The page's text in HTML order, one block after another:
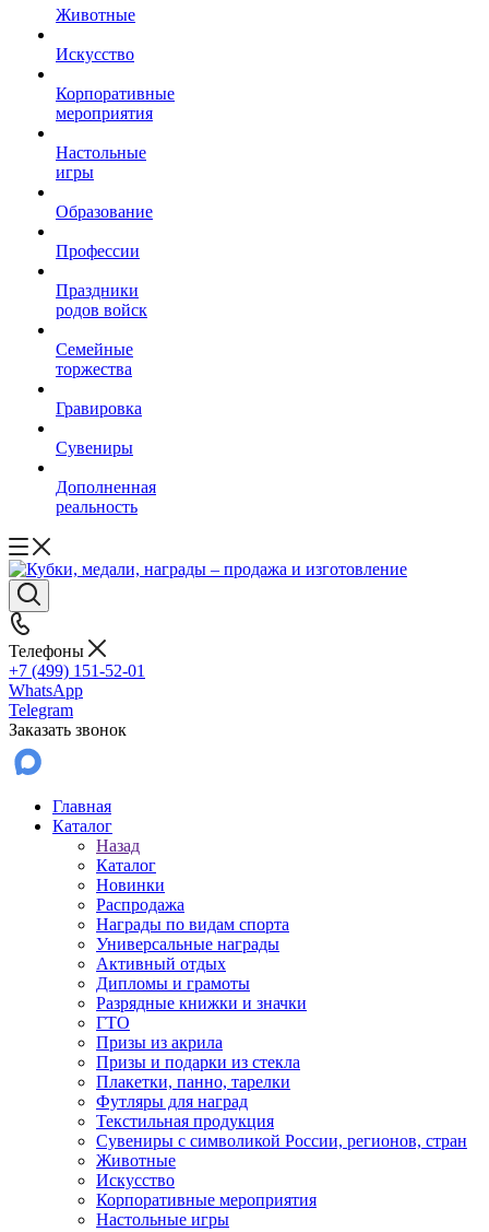
Животные
Искусство
Корпоративные
мероприятия
Настольные
игры
Образование
Профессии
Праздники
родов войск
Семейные
торжества
Гравировка
Сувениры
Дополненная
реальность
Телефоны
+7 (499) 151-52-01
WhatsApp
Telegram
Заказать звонок
Главная
Каталог
Назад
Каталог
Новинки
Распродажа
Награды по видам спорта
Универсальные награды
Активный отдых
Дипломы и грамоты
Разрядные книжки и значки
ГТО
Призы из акрила
Призы и подарки из стекла
Плакетки, панно, тарелки
Футляры для наград
Текстильная продукция
Сувениры с символикой России, регионов, стран
Животные
Искусство
Корпоративные мероприятия
Настольные игры